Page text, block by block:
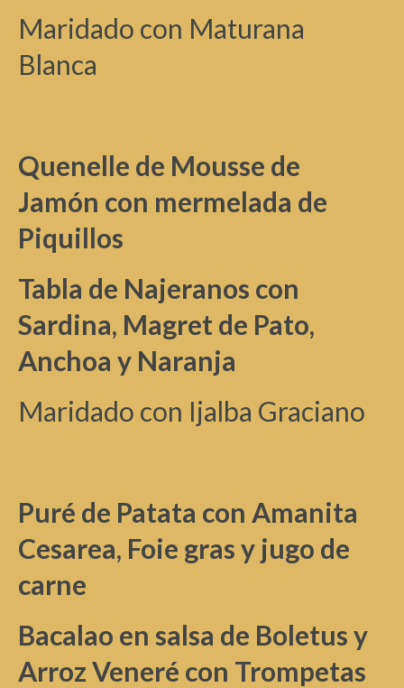
Maridado con Maturana
Blanca
Quenelle de Mousse de
Jamón con mermelada de
Piquillos
Tabla de Najeranos con
Sardina, Magret de Pato,
Anchoa y Naranja
Maridado con Ijalba Graciano
Puré de Patata con Amanita
Cesarea, Foie gras y jugo de
carne
Bacalao en salsa de Boletus y
Arroz Veneré con Trompetas